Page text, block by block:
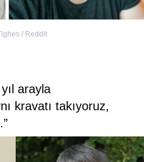
/ Reddit
arayla
kravatı takıyoruz,